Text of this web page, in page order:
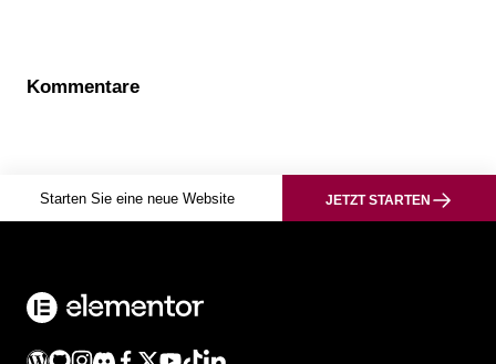
Kommentare
Starten Sie eine neue Website JETZT STARTEN